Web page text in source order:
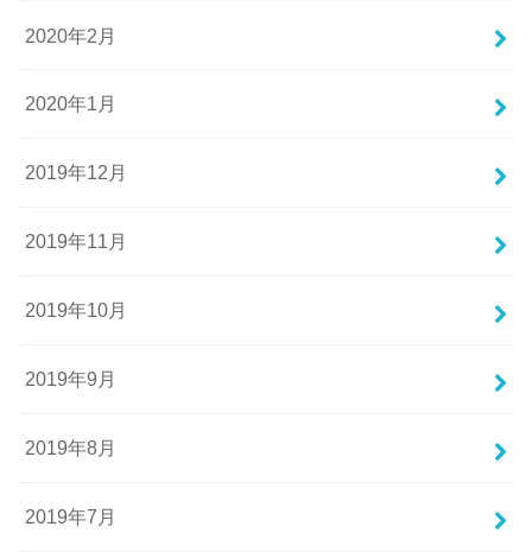
2020年2月
2020年1月
2019年12月
2019年11月
2019年10月
2019年9月
2019年8月
2019年7月